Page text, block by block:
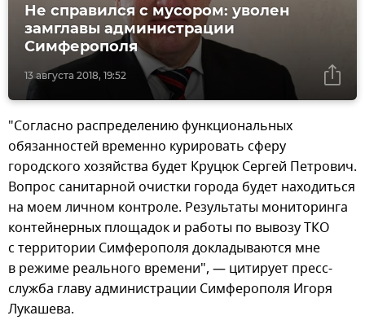
13 августа 2018, 19:52
Не справился с мусором: уволен
замглавы администрации
Симферополя
"Согласно распределению функциональных
обязанностей временно курировать сферу
городского хозяйства будет Круцюк Сергей Петрович.
Вопрос санитарной очистки города будет находиться
на моем личном контроле. Результаты мониторинга
контейнерных площадок и работы по вывозу ТКО
с территории Симферополя докладываются мне
в режиме реального времени", — цитирует пресс-
служба главу администрации Симферополя Игоря
Лукашева.